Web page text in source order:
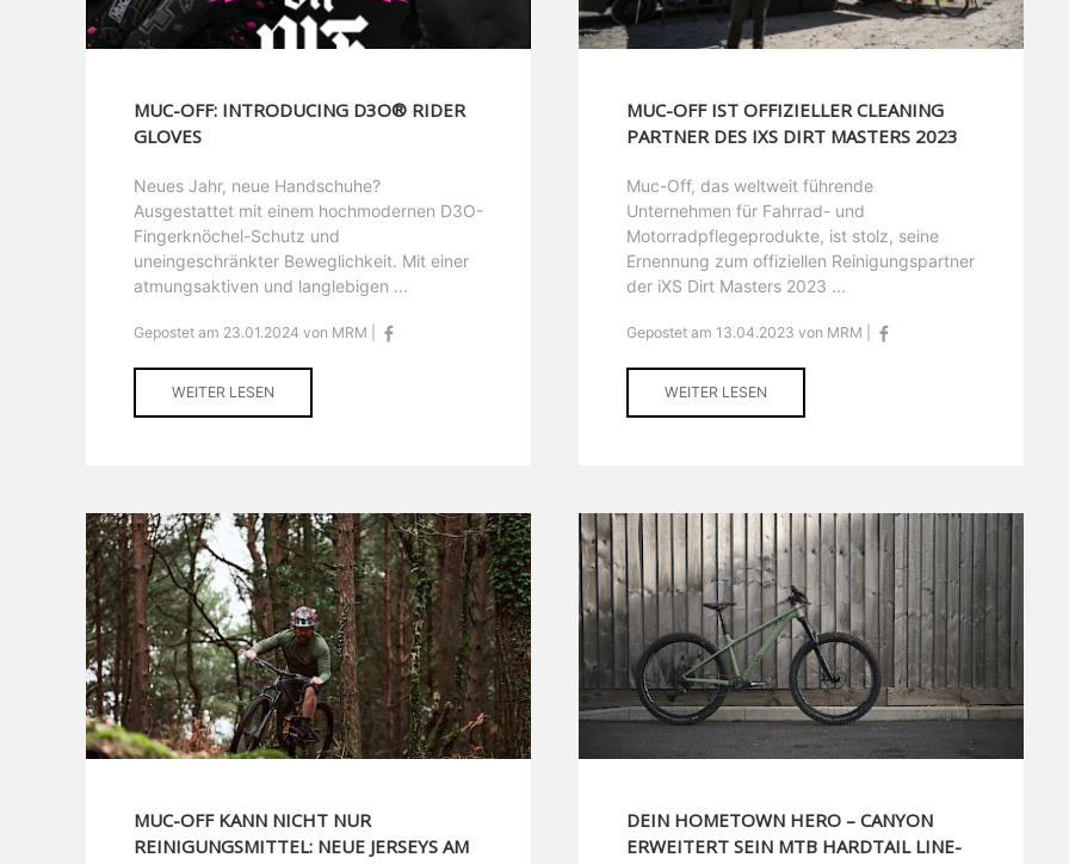
MUC-OFF: INTRODUCING D3O® RIDER
GLOVES
Neues Jahr, neue Handschuhe?
Ausgestattet mit einem hochmodernen D3O-
Fingerknöchel-Schutz und
uneingeschränkter Beweglichkeit. Mit einer
atmungsaktiven und langlebigen ...
Gepostet am 23.01.2024 von MRM |
WEITER LESEN
MUC-OFF IST OFFIZIELLER CLEANING
PARTNER DES IXS DIRT MASTERS 2023
Muc-Off, das weltweit führende
Unternehmen für Fahrrad- und
Motorradpflegeprodukte, ist stolz, seine
Ernennung zum offiziellen Reinigungspartner
der iXS Dirt Masters 2023 ...
Gepostet am 13.04.2023 von MRM |
WEITER LESEN
MUC-OFF KANN NICHT NUR
REINIGUNGSMITTEL: NEUE JERSEYS AM
DEIN HOMETOWN HERO – CANYON
ERWEITERT SEIN MTB HARDTAIL LINE-